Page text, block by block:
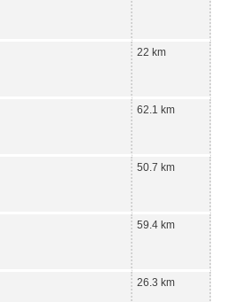
22 km
62.1 km
50.7 km
59.4 km
26.3 km